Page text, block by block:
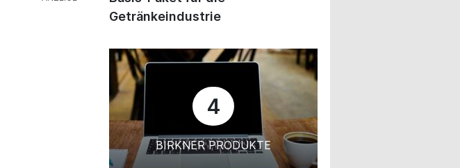
Getränkeindustrie
4
BIRKNER PRODUKTE